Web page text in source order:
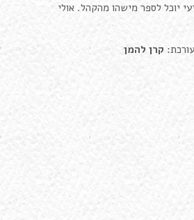
יוכל לספר מישהו מהקהל. אולי
קרן להמן